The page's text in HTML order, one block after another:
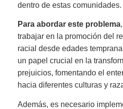
dentro de estas comunidades.
Para abordar este problema
trabajar en la promoción del
racial desde edades
un papel crucial en la
prejuicios, fomentando el
hacia diferentes culturas y
Además, es necesario